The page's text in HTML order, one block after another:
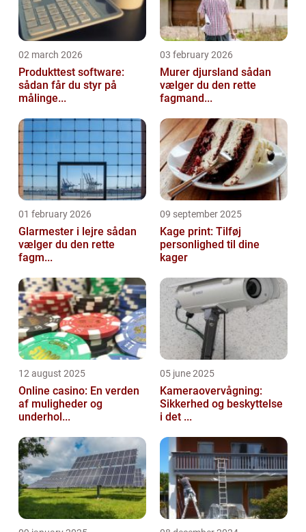
02 march 2026
Produkttest software:
sådan får du styr på
målinge...
03 february 2026
Murer djursland sådan
vælger du den rette
fagmand...
01 february 2026
Glarmester i lejre sådan
vælger du den rette
fagm...
09 september 2025
Kage print: Tilføj
personlighed til dine
kager
12 august 2025
Online casino: En verden
af muligheder og
underhol...
05 june 2025
Kameraovervågning:
Sikkerhed og beskyttelse
i det ...